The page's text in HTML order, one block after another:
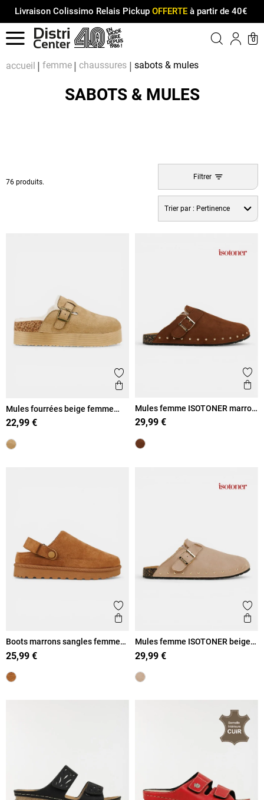
Livraison Colissimo Relais Pickup OFFERTEà partir de 40€
Menu
0
accueil femme chaussures sabots & mules
SABOTS & MULES
76 produits.
Filtrer
Trier par : Pertinence
Ajouter aux favoris
Aperçu rapide
Mules fourrées beige femme
(36-41)
22,99 €
Mules femme ISOTONER marron
(36-41)
29,99 €
Ajouter aux favoris
Aperçu rapide
Boots marrons sangles femme
(36-41)
25,99 €
Mules femme ISOTONER beige
(36-41)
29,99 €